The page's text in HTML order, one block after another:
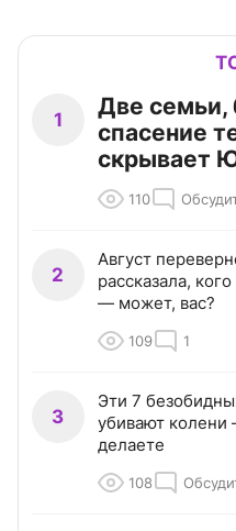
1
Две семьи,
спасение
скрывает
110
2
Август
рассказала,
— может, вас?
109 1
3
Эти 7
убивают
делаете
108